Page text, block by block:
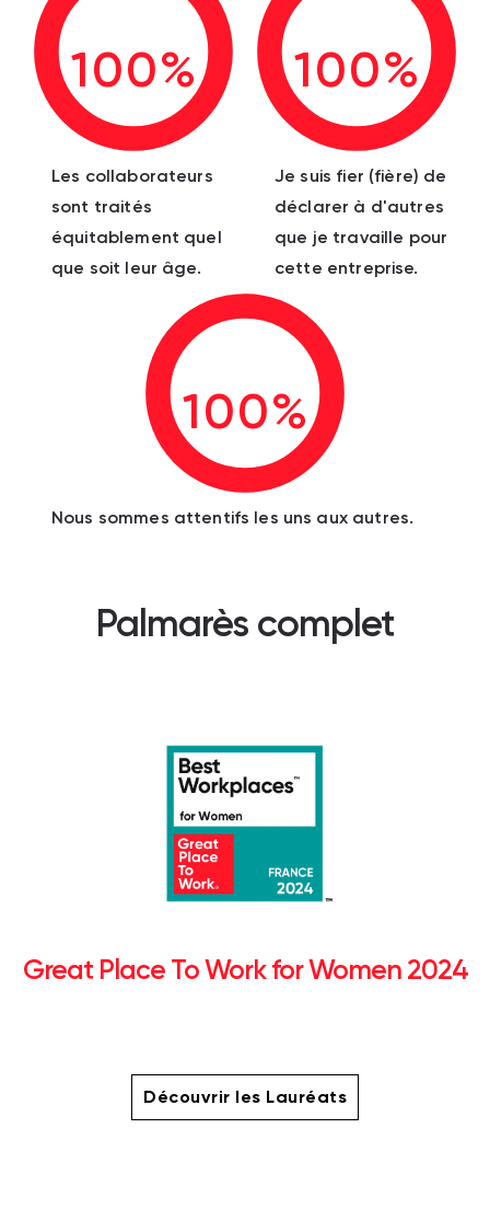
100%
Les collaborateurs
sont traités
équitablement quel
que soit leur âge.
100%
Je suis fier (fière) de
déclarer à d'autres
que je travaille pour
cette entreprise.
100%
Nous sommes attentifs les uns aux autres.
Palmarès complet
Great Place To Work for Women 2024
Découvrir les Lauréats